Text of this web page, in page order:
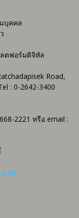
บุคคล
ตฟอร์มดิจิทัล
Road,
: 0-2642-3400
2221 หรือ email :